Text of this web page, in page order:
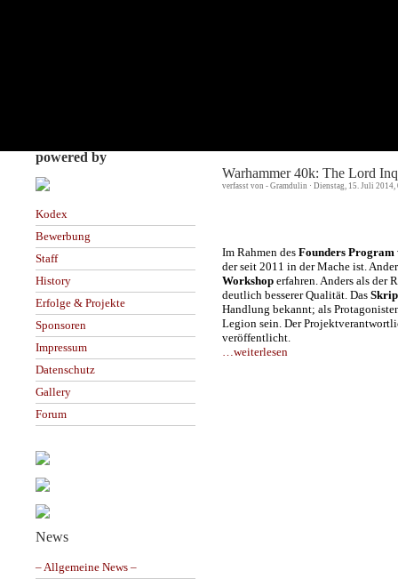
powered by
Kodex
Bewerbung
Staff
History
Erfolge & Projekte
Sponsoren
Impressum
Datenschutz
Gallery
Forum
News
– Allgemeine News –
Warhammer 40k: The Lord
verfasst von - Gramdulin · Dienstag, 15. Juli
Im Rahmen des Founders Program
der seit 2011 in der Mache ist.
Workshop erfahren. Anders als
deutlich besserer Qualität. Das
Handlung bekannt; als
Legion sein. Der
veröffentlicht.
…weiterlesen